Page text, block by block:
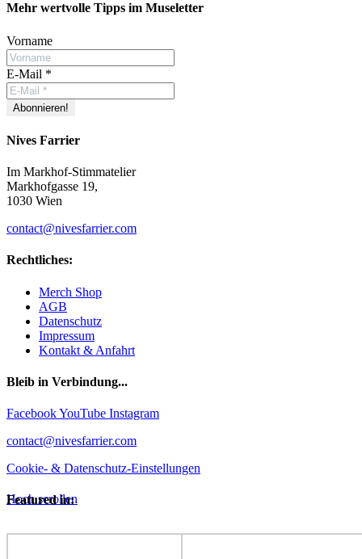
Mehr wertvolle Tipps im Museletter
Vorname
E-Mail *
Nives Farrier
Im Markhof-Stimmatelier
Markhofgasse 19,
1030 Wien
contact@nivesfarrier.com
Rechtliches:
Merch Shop
AGB
Datenschutz
Impressum
Kontakt & Anfahrt
Bleib in Verbindung...
FacebookYouTube Instagram
contact@nivesfarrier.com
Cookie- & Datenschutz-Einstellungen
Featured in:
Hoch scrollen